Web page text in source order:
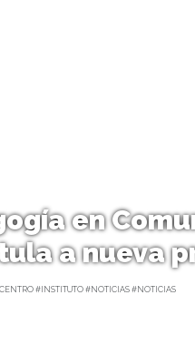
en
a nueva
#INSTITUTO #NOTICIAS #NOTICIAS